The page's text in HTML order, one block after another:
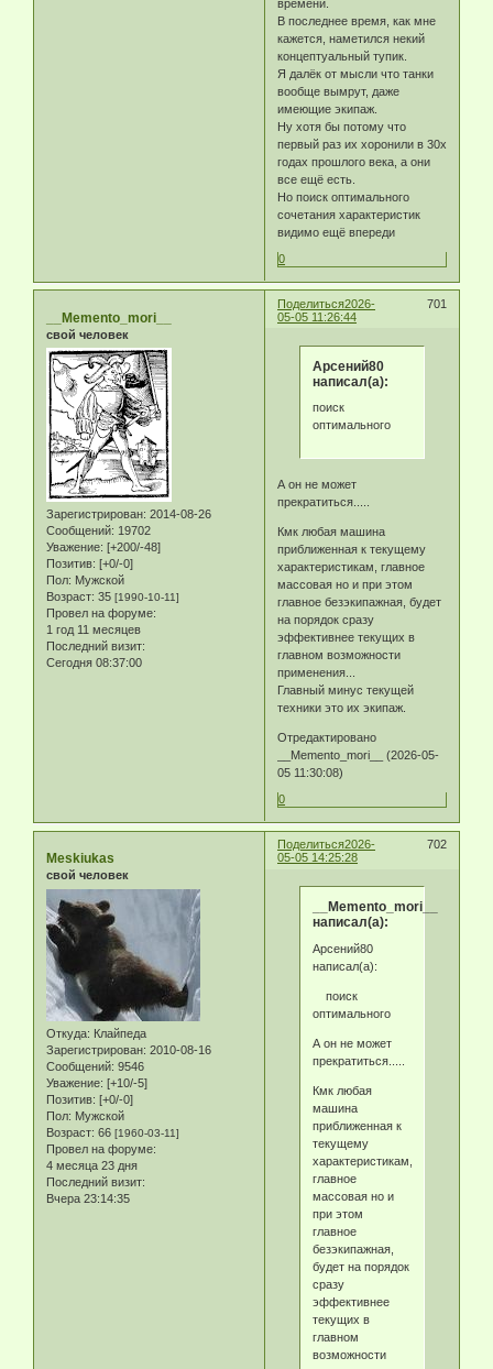
времени.
В последнее время, как мне
кажется, наметился некий
концептуальный тупик.
Я далёк от мысли что танки
вообще вымрут, даже
имеющие экипаж.
Ну хотя бы потому что
первый раз их хоронили в 30х
годах прошлого века, а они
все ещё есть.
Но поиск оптимального
сочетания характеристик
видимо ещё впереди
0
Поделиться 701
2026-
05-05 11:26:44
__Memento_mori__
свой человек
Зарегистрирован: 2014-08-26
Сообщений: 19702
Уважение: [+200/-48]
Позитив: [+0/-0]
Пол: Мужской
Возраст: 35 [1990-10-11]
Провел на форуме:
1 год 11 месяцев
Последний визит:
Сегодня 08:37:00
Арсений80
написал(а):
поиск
оптимального
А он не может
прекратиться.....
Кмк любая машина
приближенная к текущему
характеристикам, главное
массовая но и при этом
главное безэкипажная, будет
на порядок сразу
эффективнее текущих в
главном возможности
применения...
Главный минус текущей
техники это их экипаж.
Отредактировано
__Memento_mori__ (2026-05-
05 11:30:08)
0
Поделиться 702
2026-
05-05 14:25:28
Meskiukas
свой человек
Откуда: Клайпеда
Зарегистрирован: 2010-08-16
Сообщений: 9546
Уважение: [+10/-5]
Позитив: [+0/-0]
Пол: Мужской
Возраст: 66 [1960-03-11]
Провел на форуме:
4 месяца 23 дня
Последний визит:
Вчера 23:14:35
__Memento_mori__
написал(а):
Арсений80
написал(а):
поиск
оптимального
А он не может
прекратиться.....
Кмк любая
машина
приближенная к
текущему
характеристикам,
главное
массовая но и
при этом
главное
безэкипажная,
будет на порядок
сразу
эффективнее
текущих в
главном
возможности